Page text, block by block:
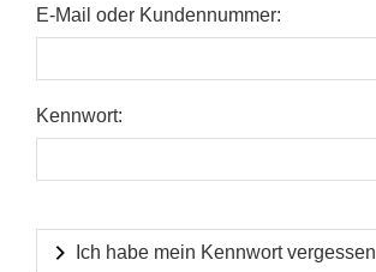
E-Mail oder Kundennummer:
Kennwort:
Ich habe mein Kennwort vergessen